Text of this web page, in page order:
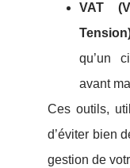
VAT
qu’un
avant
Ces outils,
d’éviter bien
gestion de